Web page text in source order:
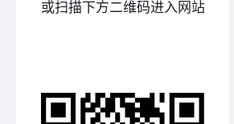
或扫描下方二维码进入网站